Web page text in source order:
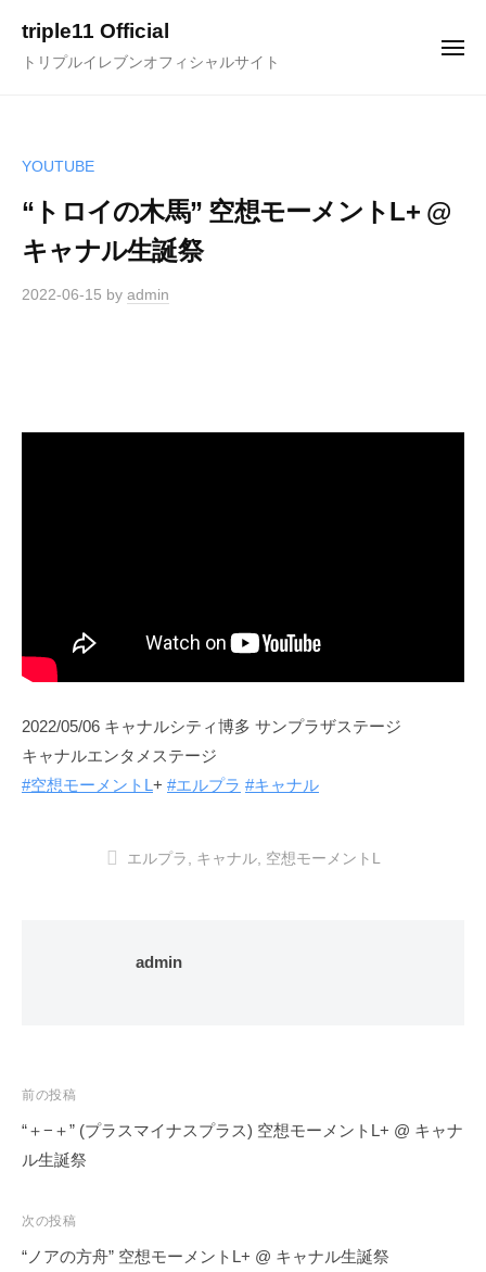
triple11 Official
トリプルイレブンオフィシャルサイト
メ
YOUTUBE
“トロイの木馬” 空想モーメントL+ @
キャナル生誕祭
2022-06-15 by admin
2022/05/06 キャナルシティ博多 サンプラザステージ
キャナルエンタメステージ
#空想モーメントL+ #エルプラ #キャナル
エルプラ , キャナル, 空想モーメントL
admin
投
稿
ナ
ゲ
ー
前の投稿
“＋−＋” (プラスマイナスプラス) 空想モーメントL+ @ キャナ
ル生誕祭
次の投稿
“ノアの方舟” 空想モーメントL+ @ キャナル生誕祭